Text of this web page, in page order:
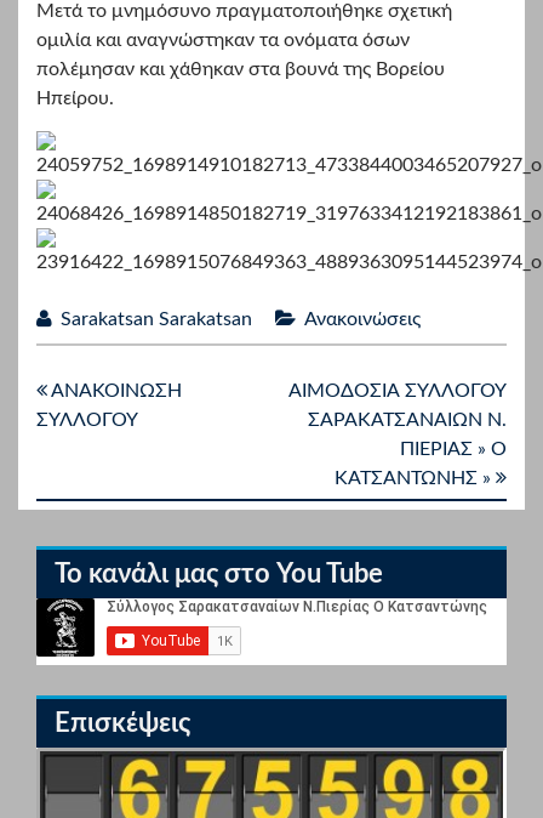
Μετά το μνημόσυνο πραγματοποιήθηκε σχετική
ομιλία και αναγνώστηκαν τα ονόματα όσων
πολέμησαν και χάθηκαν στα βουνά της Βορείου
Ηπείρου.
Sarakatsan Sarakatsan Ανακοινώσεις
ΑΝΑΚΟΙΝΩΣΗ
ΣΥΛΛΟΓΟΥ
ΑΙΜΟΔΟΣΙΑ ΣΥΛΛΟΓΟΥ
ΣΑΡΑΚΑΤΣΑΝΑΙΩΝ Ν.
ΠΙΕΡΙΑΣ » Ο
ΚΑΤΣΑΝΤΩΝΗΣ »
Το κανάλι μας στο You Tube
Επισκέψεις